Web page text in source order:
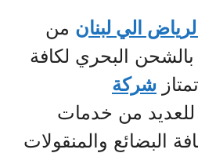
الي لبنان من
البحري لكافة
شركة
للعديد من خدمات
البضائع والمنقولات